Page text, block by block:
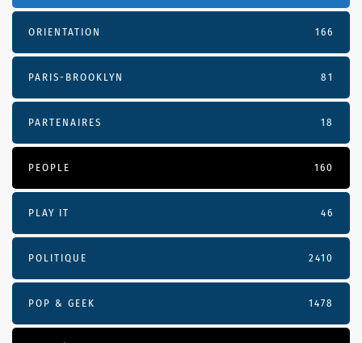
ORIENTATION 166
PARIS-BROOKLYN 81
PARTENAIRES 18
PEOPLE 160
PLAY IT 46
POLITIQUE 2410
POP & GEEK 1478